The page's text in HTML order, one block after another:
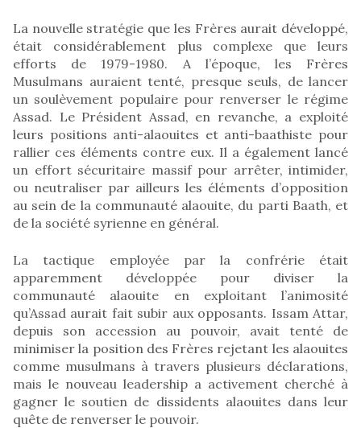
La nouvelle stratégie que les Frères aurait développé,
était considérablement plus complexe que leurs
efforts de 1979-1980. A l’époque, les Frères
Musulmans auraient tenté, presque seuls, de lancer
un soulèvement populaire pour renverser le régime
Assad. Le Président Assad, en revanche, a exploité
leurs positions anti-alaouites et anti-baathiste pour
rallier ces éléments contre eux. Il a également lancé
un effort sécuritaire massif pour arrêter, intimider,
ou neutraliser par ailleurs les éléments d’opposition
au sein de la communauté alaouite, du parti Baath, et
de la société syrienne en général.
La tactique employée par la confrérie était
apparemment développée pour diviser la
communauté alaouite en exploitant l’animosité
qu’Assad aurait fait subir aux opposants. Issam Attar,
depuis son accession au pouvoir, avait tenté de
minimiser la position des Frères rejetant les alaouites
comme musulmans à travers plusieurs déclarations,
mais le nouveau leadership a activement cherché à
gagner le soutien de dissidents alaouites dans leur
quête de renverser le pouvoir.